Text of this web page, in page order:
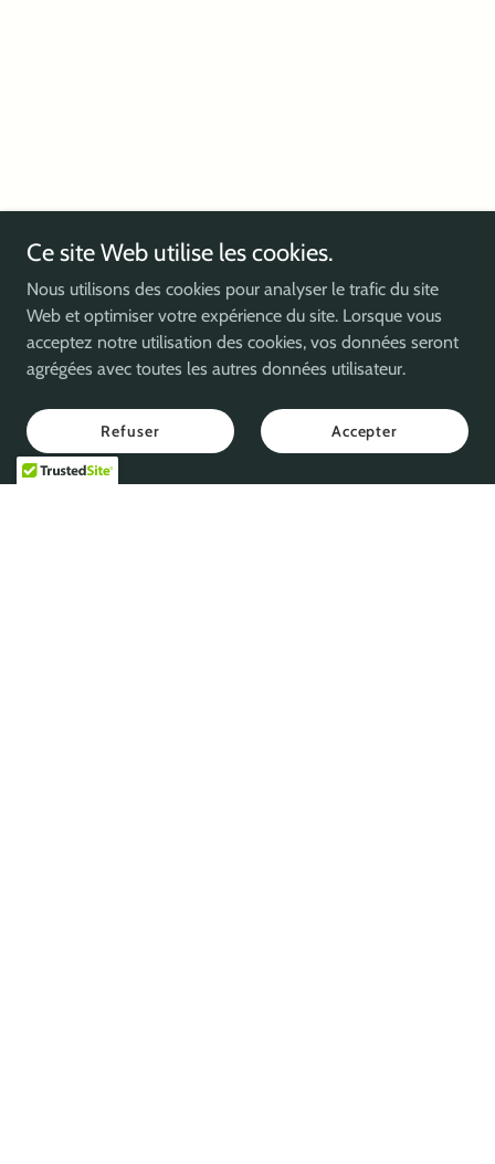
Ce site Web utilise les cookies.
Nous utilisons des cookies pour analyser le trafic du site
Web et optimiser votre expérience du site. Lorsque vous
acceptez notre utilisation des cookies, vos données seront
agrégées avec toutes les autres données utilisateur.
Refuser Accepter